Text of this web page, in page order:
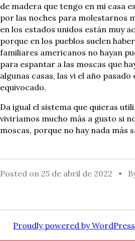
de madera que tengo en mi casa
por las noches para molestarnos
en los estados unidos están muy
porque en los pueblos suelen
familiares americanos no hayan
para espantar a las moscas que
algunas casas, las vi el año
equivocado.
Da igual el sistema que quieras
viviríamos mucho más a gusto si
moscas, porque no hay nada
Posted on 25 de abril de 2022
Proudly powered by WordPress